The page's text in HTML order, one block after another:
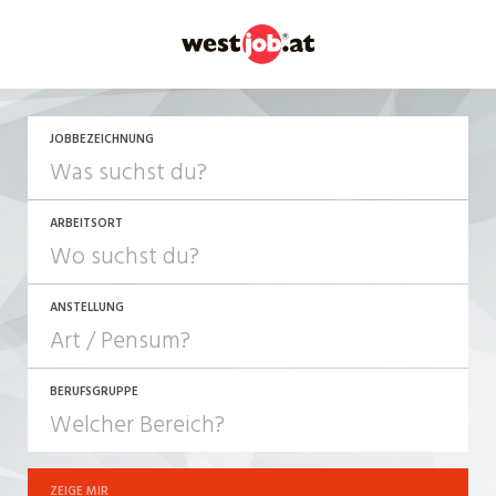
JOBBEZEICHNUNG
ARBEITSORT
ANSTELLUNG
JOB-TYP
Festanstellung
BERUFSGRUPPE
ZEIGE MIR